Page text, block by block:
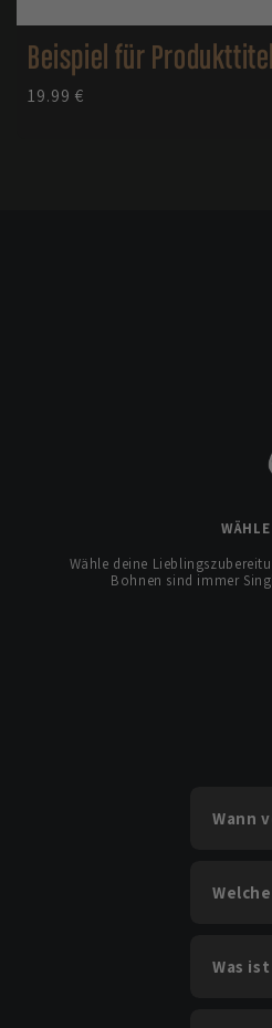
Beispiel für Produkttitel
Normaler
19.99 €
Wähle deine
Bohnen sind immer
Wann
Was